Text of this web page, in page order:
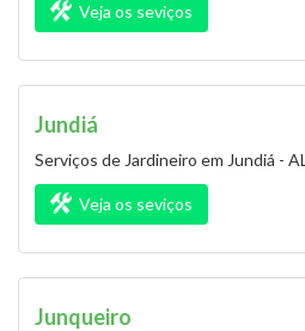
Veja os seviços
Jundiá
Serviços de Jardineiro em Jundiá - AL
Veja os seviços
Junqueiro